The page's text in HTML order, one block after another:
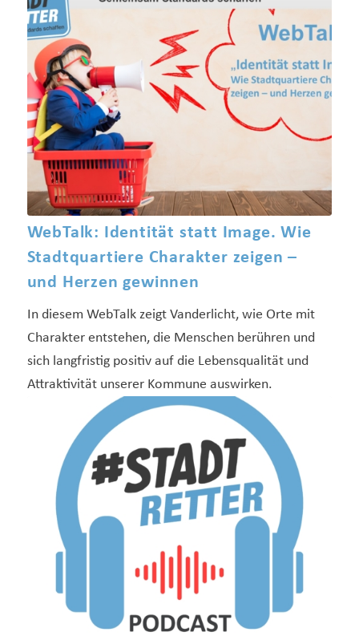
WebTalk: Identität statt Image. Wie
Stadtquartiere Charakter zeigen –
und Herzen gewinnen
In diesem WebTalk zeigt Vanderlicht, wie Orte mit
Charakter entstehen, die Menschen berühren und
sich langfristig positiv auf die Lebensqualität und
Attraktivität unserer Kommune auswirken.